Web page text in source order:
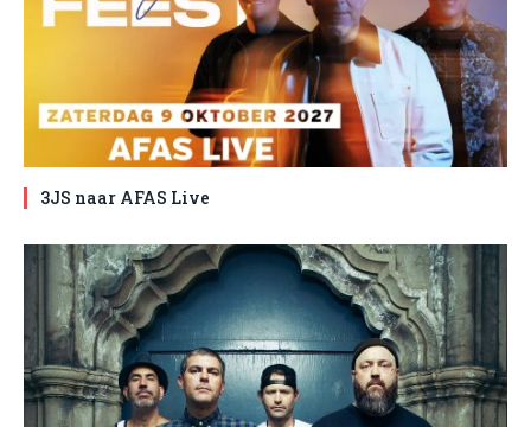
3JS naar AFAS Live